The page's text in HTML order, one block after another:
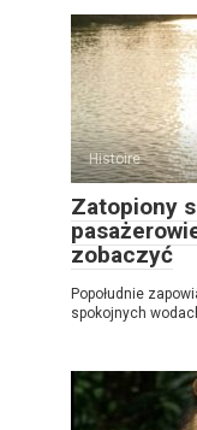
Histoire
Zatopiony
zobaczyć
Popołudnie
spokojnych